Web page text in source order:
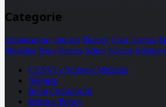
Categorie
alimentazione biologia Biology Com. Stampa
Medicina News Ricerca Salute Science Scienza
CCSVI e Sclerosi Multipla
Sitemap
Invia Comunicati
Privacy Policy